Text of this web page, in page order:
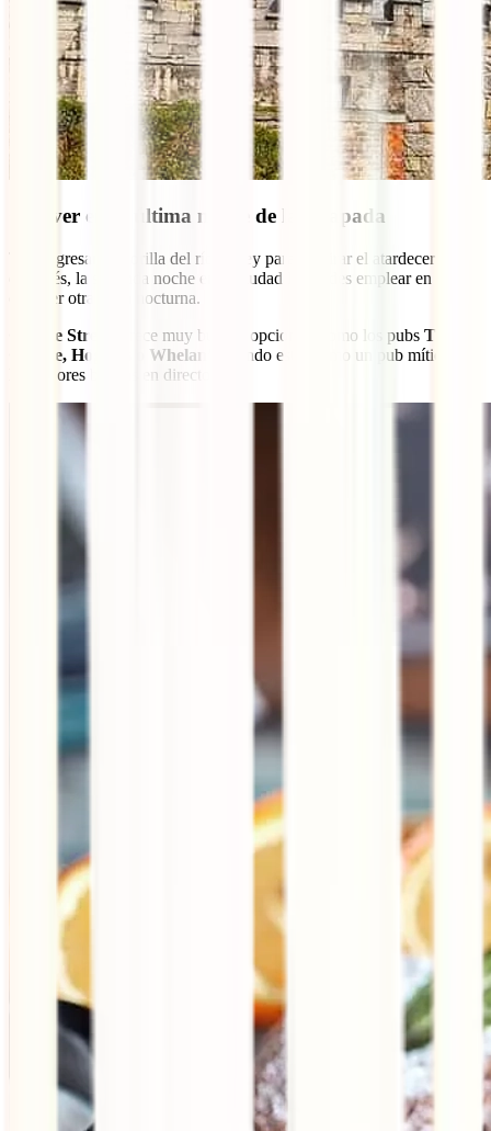
Qué ver en la última noche de la escapada
Tras regresar a la orilla del río Liffey para admirar el atardecer
dublinés, la segunda noche en la ciudad la puedes emplear en
conocer otra zona nocturna.
George Street
ofrece muy buenas opciones, como los pubs The
George, Hogan’s o Whelan’s
, siendo este último un pub mítico con
las mejores bandas en directo.